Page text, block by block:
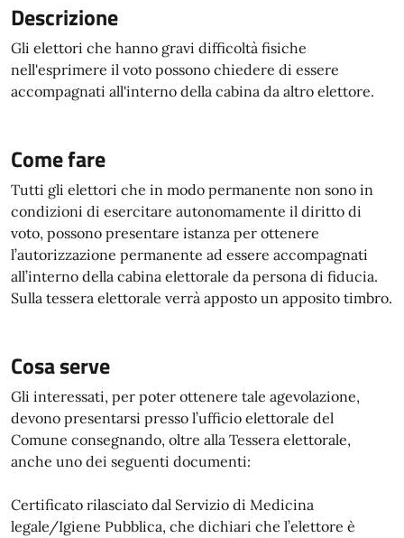
Descrizione
Gli elettori che hanno gravi difficoltà fisiche
nell'esprimere il voto possono chiedere di essere
accompagnati all'interno della cabina da altro elettore.
Come fare
Tutti gli elettori che in modo permanente non sono in
condizioni di esercitare autonomamente il diritto di
voto, possono presentare istanza per ottenere
l’autorizzazione permanente ad essere accompagnati
all’interno della cabina elettorale da persona di fiducia.
Sulla tessera elettorale verrà apposto un apposito timbro.
Cosa serve
Gli interessati, per poter ottenere tale agevolazione,
devono presentarsi presso l’ufficio elettorale del
Comune consegnando, oltre alla Tessera elettorale,
anche uno dei seguenti documenti:
Certificato rilasciato dal Servizio di Medicina
legale/Igiene Pubblica, che dichiari che l’elettore è